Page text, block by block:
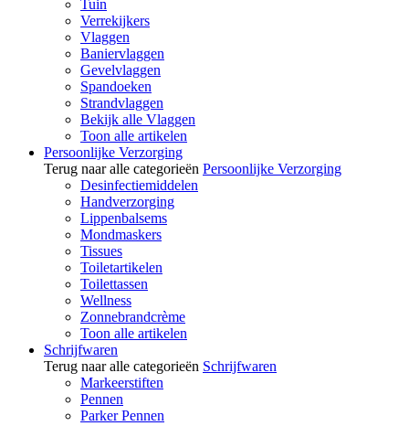
Tuin
Verrekijkers
Vlaggen
Baniervlaggen
Gevelvlaggen
Spandoeken
Strandvlaggen
Bekijk alle Vlaggen
Toon alle artikelen
Persoonlijke Verzorging
Terug naar alle categorieën Persoonlijke Verzorging
Desinfectiemiddelen
Handverzorging
Lippenbalsems
Mondmaskers
Tissues
Toiletartikelen
Toilettassen
Wellness
Zonnebrandcrème
Toon alle artikelen
Schrijfwaren
Terug naar alle categorieën Schrijfwaren
Markeerstiften
Pennen
Parker Pennen